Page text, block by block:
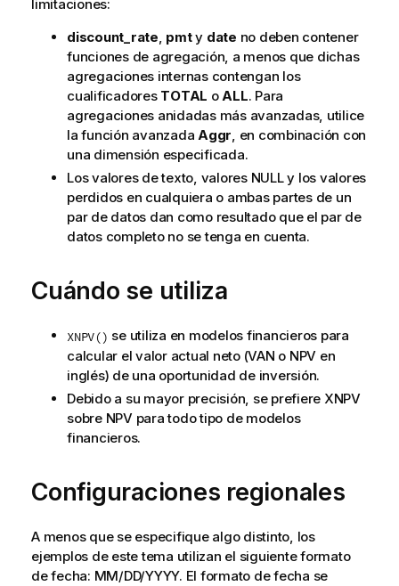
limitaciones:
discount_rate, pmty date no deben contener
funciones de agregación, a menos que dichas
agregaciones internas contengan los
cualificadores TOTAL oALL. Para
agregaciones anidadas más avanzadas, utilice
la función avanzada Aggr, en combinación con
una dimensión especificada.
Los valores de texto, valores NULLy los valores
perdidos en cualquiera o ambas partes de un
par de datos dan como resultado que el par de
datos completo no se tenga en cuenta.
Cuándo se utiliza
XNPV() se utiliza en modelos financieros para
calcular el valor actual neto (VAN o NPV en
inglés) de una oportunidad de inversión.
Debido a su mayor precisión, se prefiere XNPV
sobre NPV para todo tipo de modelos
financieros.
Configuraciones regionales
A menos que se especifique algo distinto, los
ejemplos de este tema utilizan el siguiente formato
de fecha: MM/DD/YYYY. El formato de fecha se